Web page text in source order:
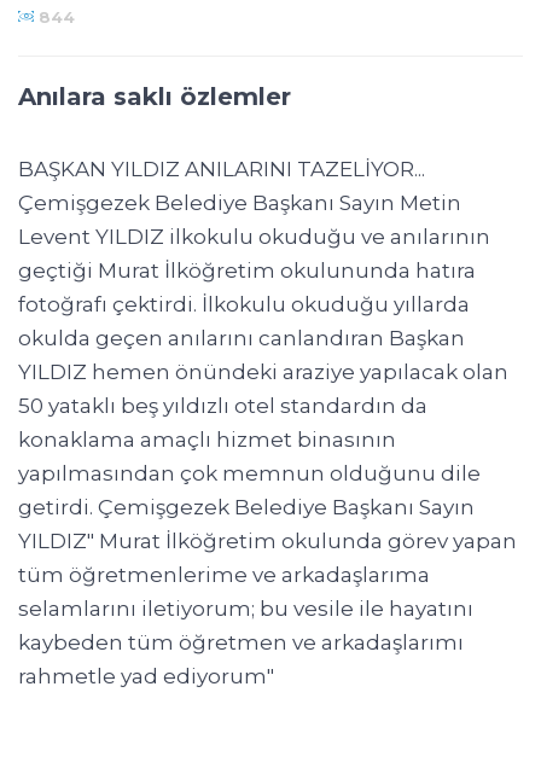
844
Anılara saklı özlemler
BAŞKAN YILDIZ ANILARINI TAZELİYOR...
Çemişgezek Belediye Başkanı Sayın Metin
Levent YILDIZ ilkokulu okuduğu ve anılarının
geçtiği Murat İlköğretim okulununda hatıra
fotoğrafı çektirdi. İlkokulu okuduğu yıllarda
okulda geçen anılarını canlandıran Başkan
YILDIZ hemen önündeki araziye yapılacak olan
50 yataklı beş yıldızlı otel standardın da
konaklama amaçlı hizmet binasının
yapılmasından çok memnun olduğunu dile
getirdi. Çemişgezek Belediye Başkanı Sayın
YILDIZ" Murat İlköğretim okulunda görev yapan
tüm öğretmenlerime ve arkadaşlarıma
selamlarını iletiyorum; bu vesile ile hayatını
kaybeden tüm öğretmen ve arkadaşlarımı
rahmetle yad ediyorum"